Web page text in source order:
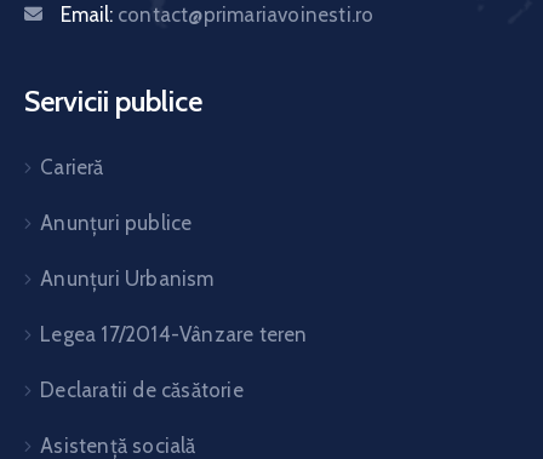
Email: contact@primariavoinesti.ro
Servicii publice
Carieră
Anunțuri publice
Anunțuri Urbanism
Legea 17/2014-Vânzare teren
Declaratii de căsătorie
Asistență socială